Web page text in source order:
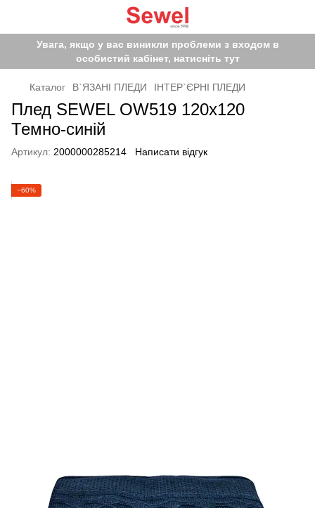
Увага, якщо у вас виникли проблеми з входом в
особистий кабінет, натисніть тут
Каталог В`ЯЗАНІ ПЛЕДИ ІНТЕР`ЄРНІ ПЛЕДИ
Плед SEWEL OW519 120x120
Темно-синій
Артикул: 2000000285214 Написати відгук
−60%